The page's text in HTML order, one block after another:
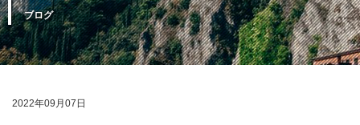
ブログ
2022年09月07日